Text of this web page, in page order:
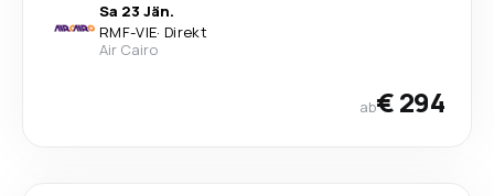
Sa 23 Jän.
RMF-VIE· Direkt
Air Cairo
ab€ 294